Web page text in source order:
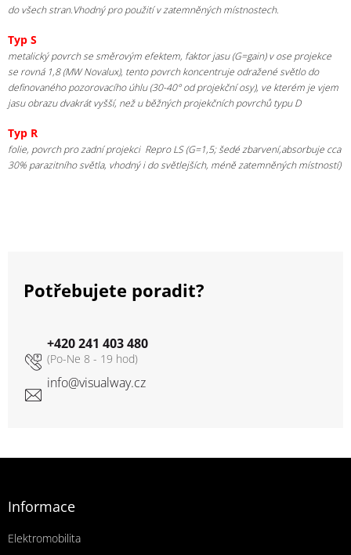
do všech stran.Vhodný pro použití v zatemněných místnostech.
Typ S
metalický povrch se směrovým efektem, faktor jasu (G=gain) v ose projekce
se rovná 1,8 (MW Novalux), tento povrch koncentruje odražené světlo do
definovaného pozorovacího úhlu (30-40° od projekční osy), ve kterém je vjem
jasu obrazu dvakrát vyšší, než u běžných projekčních povrchů typu D
Typ R
folie, povrch pro zadní projekci Repro LS (G=1,5; šedé zbarvení,absorbuje cca
30% parazitního světla, vhodný i do světlejších, méně zatemněných místností)
Potřebujete poradit?
info@visualway.cz
+420 241 403 480
Informace
Elektromobilita